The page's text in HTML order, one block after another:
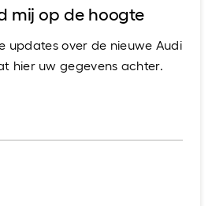
mij op de hoogte
updates over de nieuwe Audi
hier uw gegevens achter.